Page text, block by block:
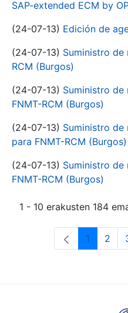
SAP-extended ECM by
(24-07-13) Edición de
(24-07-13) Suministro de
RCM (Burgos)
(24-07-13) Suministro
FNMT-RCM (Burgos)
(24-07-13) Suministro
para FNMT-RCM (Burgos)
(24-07-13) Suministro
FNMT-RCM (Burgos)
1 - 10 erakusten 184
1 2